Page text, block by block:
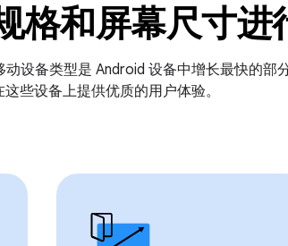
格和屏幕尺寸进
设备类型是 Android 设备中增长最快的部
些设备上提供优质的用户体验。